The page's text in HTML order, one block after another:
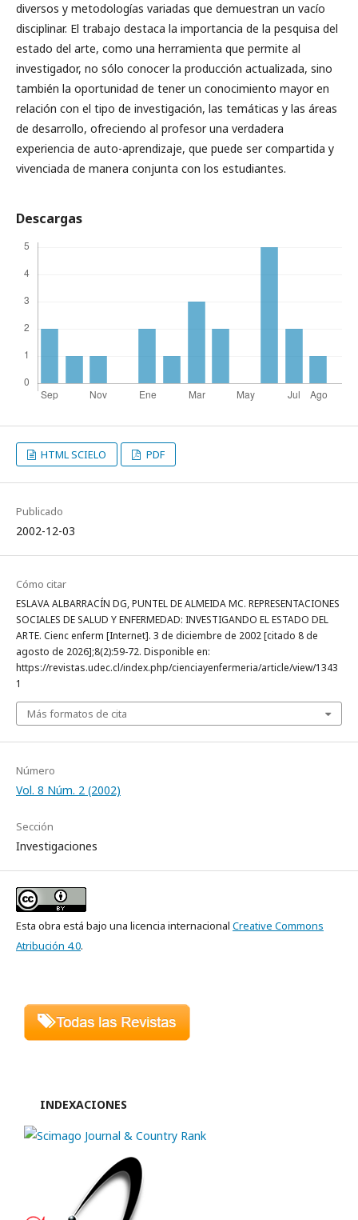
diversos y metodologías variadas que demuestran un vacío
disciplinar. El trabajo destaca la importancia de la pesquisa del
estado del arte, como una herramienta que permite al
investigador, no sólo conocer la producción actualizada, sino
también la oportunidad de tener un conocimiento mayor en
relación con el tipo de investigación, las temáticas y las áreas
de desarrollo, ofreciendo al profesor una verdadera
experiencia de auto-aprendizaje, que puede ser compartida y
vivenciada de manera conjunta con los estudiantes.
Descargas
HTML SCIELO PDF
Publicado
2002-12-03
Cómo citar
ESLAVA ALBARRACÍN DG, PUNTEL DE ALMEIDA MC. REPRESENTACIONES
SOCIALES DE SALUD Y ENFERMEDAD: INVESTIGANDO EL ESTADO DEL
ARTE. Cienc enferm [Internet]. 3 de diciembre de 2002 [citado 8 de
agosto de 2026];8(2):59-72. Disponible en:
https://revistas.udec.cl/index.php/cienciayenfermeria/article/view/1343
1
Más formatos de cita
Número
Vol. 8 Núm. 2 (2002)
Sección
Investigaciones
Esta obra está bajo una licencia internacional Creative Commons
Atribución 4.0.
INDEXACIONES